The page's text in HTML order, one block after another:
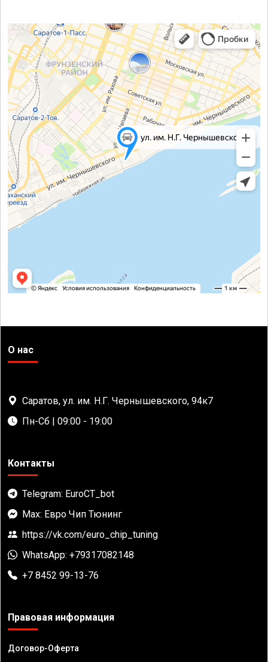
О нас
Саратов, ул. им. Н.Г. Чернышевского, 94к7
Пн-Сб | 09:00 - 19:00
Контакты
Telegram: EuroCT_bot
Max: Евро Чип Тюнинг
https://vk.com/euro_chip_tuning
WhatsApp: +79317082148
+7 8452 99-13-76
Правовая информация
Договор-Оферта